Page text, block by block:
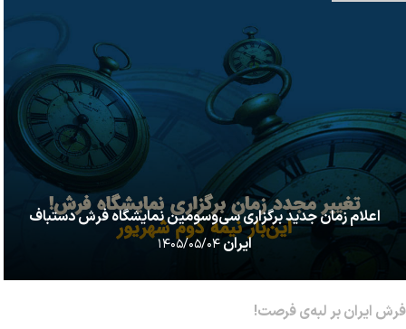
اعلام زمان جدید برگزاری سی‌وسومین نمایشگاه فرش دستباف
ایران۱۴۰۵/۰۵/۰۴
فرش ایران بر لبه‌ی فرصت!